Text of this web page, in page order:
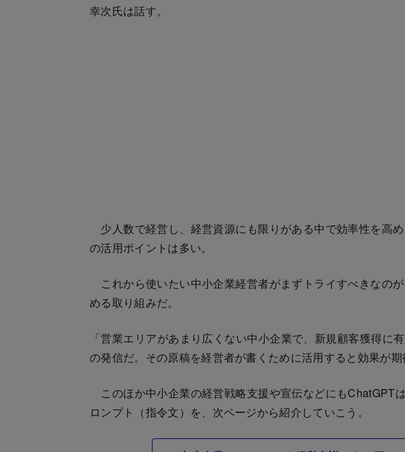
幸次氏は話す。
少人数で経営し、経営資源にも限りがある中で効率性を高
の活用ポイントは多い。
これから使いたい中小企業経営者がまずトライすべきなの
める取り組みだ。
「営業エリアがあまり広くない中小企業で、新規顧客獲得に
の発信だ。その原稿を経営者が書くために活用すると効果が期
このほか中小企業の経営戦略支援や宣伝などにもChatGPT
ロンプト（指令文）を、次ページから紹介していこう。